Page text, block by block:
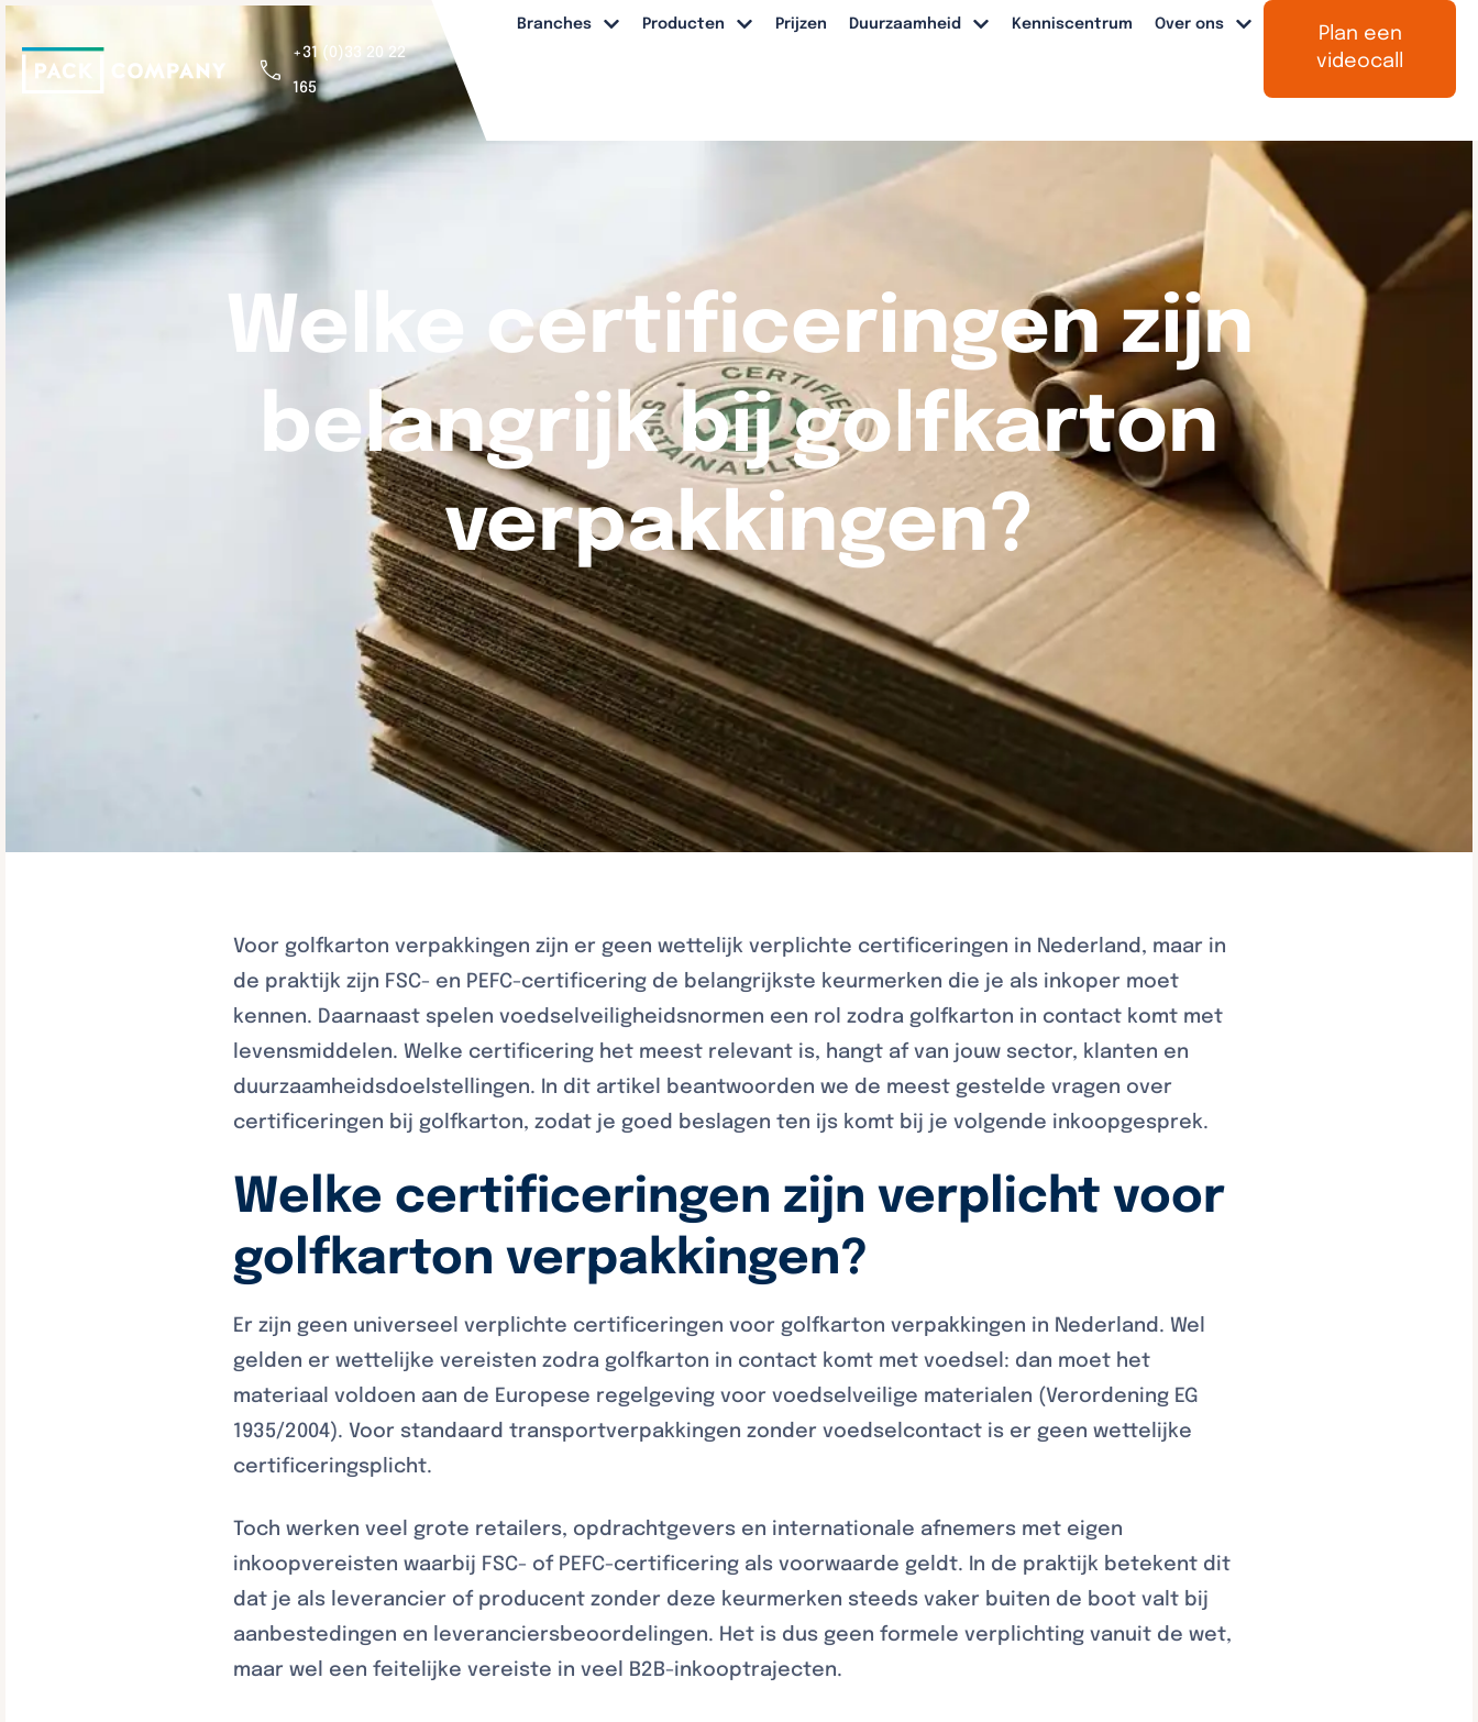
+31 (0)33 20 22
165
Branches Producten Prijzen Duurzaamheid Kenniscentrum Over ons
Plan een
videocall
Welke certificeringen zijn
belangrijk bij golfkarton
verpakkingen?
Voor golfkarton verpakkingen zijn er geen wettelijk verplichte certificeringen in Nederland, maar in
de praktijk zijn FSC- en PEFC-certificering de belangrijkste keurmerken die je als inkoper moet
kennen. Daarnaast spelen voedselveiligheidsnormen een rol zodra golfkarton in contact komt met
levensmiddelen. Welke certificering het meest relevant is, hangt af van jouw sector, klanten en
duurzaamheidsdoelstellingen. In dit artikel beantwoorden we de meest gestelde vragen over
certificeringen bij golfkarton, zodat je goed beslagen ten ijs komt bij je volgende inkoopgesprek.
Welke certificeringen zijn verplicht voor
golfkarton verpakkingen?
Er zijn geen universeel verplichte certificeringen voor golfkarton verpakkingen in Nederland. Wel
gelden er wettelijke vereisten zodra golfkarton in contact komt met voedsel: dan moet het
materiaal voldoen aan de Europese regelgeving voor voedselveilige materialen (Verordening EG
1935/2004). Voor standaard transportverpakkingen zonder voedselcontact is er geen wettelijke
certificeringsplicht.
Toch werken veel grote retailers, opdrachtgevers en internationale afnemers met eigen
inkoopvereisten waarbij FSC- of PEFC-certificering als voorwaarde geldt. In de praktijk betekent dit
dat je als leverancier of producent zonder deze keurmerken steeds vaker buiten de boot valt bij
aanbestedingen en leveranciersbeoordelingen. Het is dus geen formele verplichting vanuit de wet,
maar wel een feitelijke vereiste in veel B2B-inkooptrajecten.